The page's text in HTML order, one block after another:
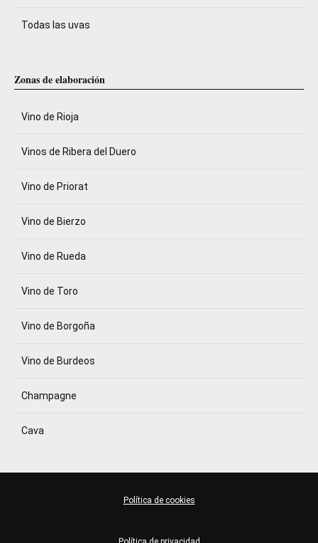
Todas las uvas
Zonas de elaboración
Vino de Rioja
Vinos de Ribera del Duero
Vino de Priorat
Vino de Bierzo
Vino de Rueda
Vino de Toro
Vino de Borgoña
Vino de Burdeos
Champagne
Cava
Política de cookies